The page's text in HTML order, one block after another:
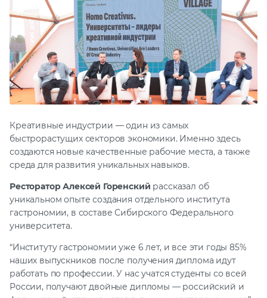
Креативные индустрии — один из самых
быстрорастущих секторов экономики. Именно здесь
создаются новые качественные рабочие места, а также
среда для развития уникальных навыков.
Ресторатор Алексей Горенский рассказал об
уникальном опыте создания отдельного института
гастрономии, в составе Сибирского Федерального
университета.
“Институту гастрономии уже 6 лет, и все эти годы 85%
наших выпускников после получения диплома идут
работать по профессии. У нас учатся студенты со всей
России, получают двойные дипломы — российский и